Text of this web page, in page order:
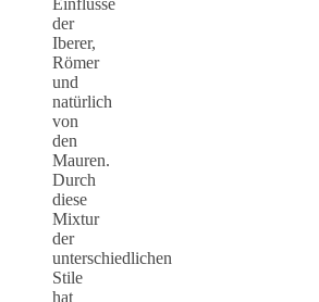
Einflüsse
der
Iberer,
Römer
und
natürlich
von
den
Mauren.
Durch
diese
Mixtur
der
unterschiedlichen
Stile
hat